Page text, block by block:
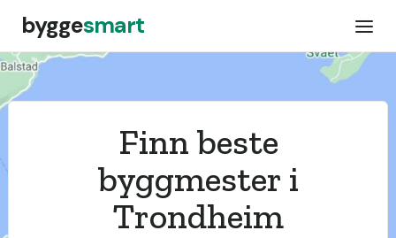
byggesmart
Finn beste
byggmester i
Trondheim